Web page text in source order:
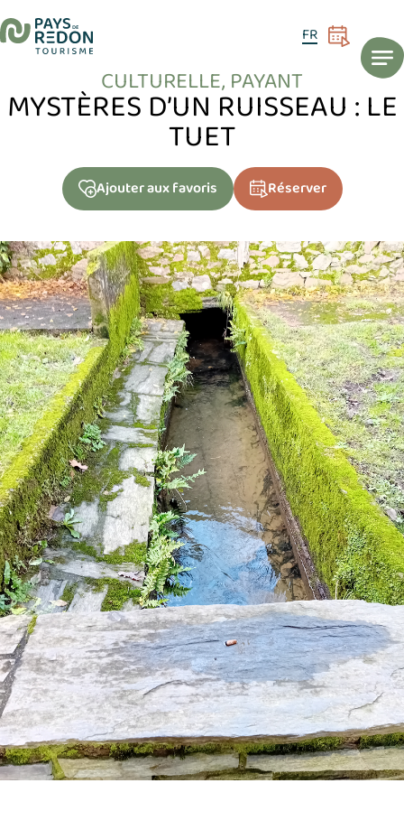
FR
ACCUEIL AGENDA
CULTURELLE, PAYANT
MYSTÈRES D’UN RUISSEAU : LE
TUET
Ajouteraux favoris Réserver